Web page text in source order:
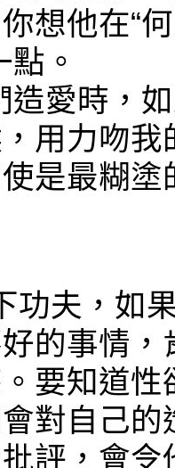
想他在“
。
造愛時，
用力吻我
是最糊
功夫，如
的事情
要知道
對自己
評，會